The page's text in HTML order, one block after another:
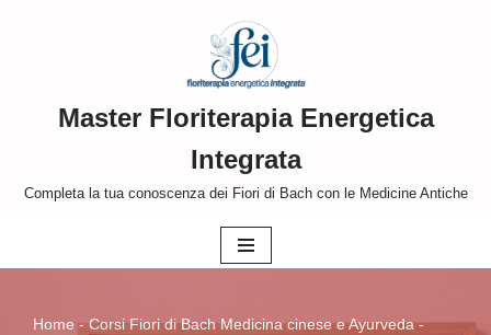
contenutoMaster Floriterapia Energetica
Integrata
Completa la tua conoscenza dei Fiori di Bach con le Medicine Antiche
Home -Corsi Fiori di Bach Medicina cinese e Ayurveda-